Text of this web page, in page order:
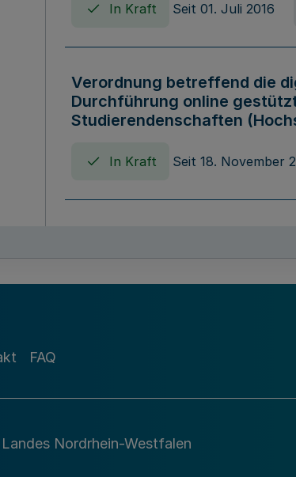
In Kraft Seit 01. Juli 2016
Verordnung betreffend die
Durchführung online
Studierendenschaften
In Kraft Seit 18. November
Gesetz über die
FAQ
Nordrhein-Westfalen